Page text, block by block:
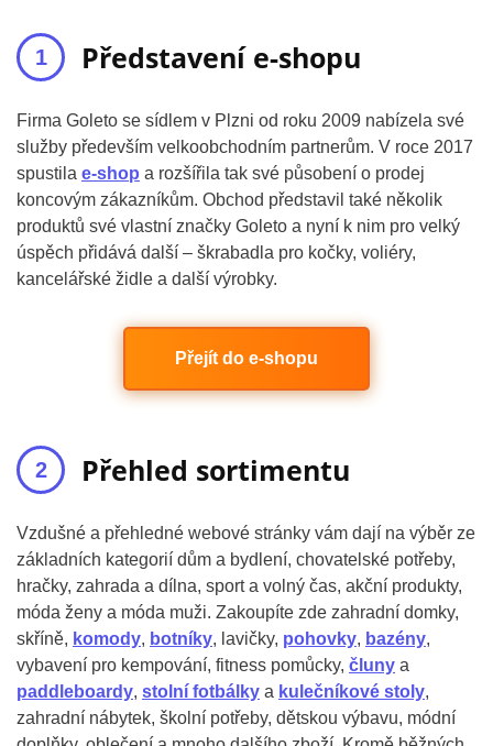
Představení e-shopu
Firma Goleto se sídlem v Plzni od roku 2009 nabízela své
služby především velkoobchodním partnerům. V roce 2017
spustila e-shop a rozšířila tak své působení o prodej
koncovým zákazníkům. Obchod představil také několik
produktů své vlastní značky Goleto a nyní k nim pro velký
úspěch přidává další – škrabadla pro kočky, voliéry,
kancelářské židle a další výrobky.
Přejít do e-shopu
Přehled sortimentu
Vzdušné a přehledné webové stránky vám dají na výběr ze
základních kategorií dům a bydlení, chovatelské potřeby,
hračky, zahrada a dílna, sport a volný čas, akční produkty,
móda ženy a móda muži. Zakoupíte zde zahradní domky,
skříně, komody, botníky, lavičky, pohovky, bazény,
vybavení pro kempování, fitness pomůcky, čluny a
paddleboardy, stolní fotbálky a kulečníkové stoly,
zahradní nábytek, školní potřeby, dětskou výbavu, módní